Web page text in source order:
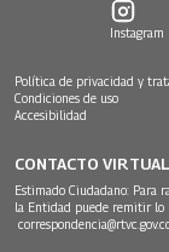
Instagram
Política de privacidad y
Condiciones de uso
Accesibilidad
CONTACTO VIRTUAL
Estimado Ciudadano: Para
la Entidad puede remitir lo